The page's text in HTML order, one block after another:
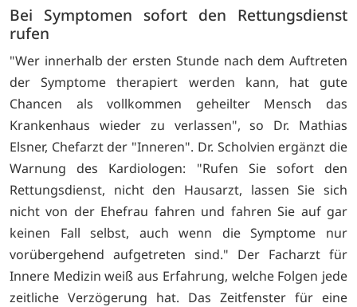
Bei Symptomen sofort den Rettungsdienst
rufen
"Wer innerhalb der ersten Stunde nach dem Auftreten
der Symptome therapiert werden kann, hat gute
Chancen als vollkommen geheilter Mensch das
Krankenhaus wieder zu verlassen", so Dr. Mathias
Elsner, Chefarzt der "Inneren". Dr. Scholvien ergänzt die
Warnung des Kardiologen: "Rufen Sie sofort den
Rettungsdienst, nicht den Hausarzt, lassen Sie sich
nicht von der Ehefrau fahren und fahren Sie auf gar
keinen Fall selbst, auch wenn die Symptome nur
vorübergehend aufgetreten sind." Der Facharzt für
Innere Medizin weiß aus Erfahrung, welche Folgen jede
zeitliche Verzögerung hat. Das Zeitfenster für eine